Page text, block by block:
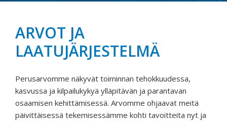
ARVOT JA
LAATUJÄRJESTELMÄ
Perusarvomme näkyvät toiminnan tehokkuudessa,
kasvussa ja kilpailukykyä ylläpitävän ja parantavan
osaamisen kehittämisessä. Arvomme ohjaavat meitä
päivittäisessä tekemisessämme kohti tavoitteita nyt ja